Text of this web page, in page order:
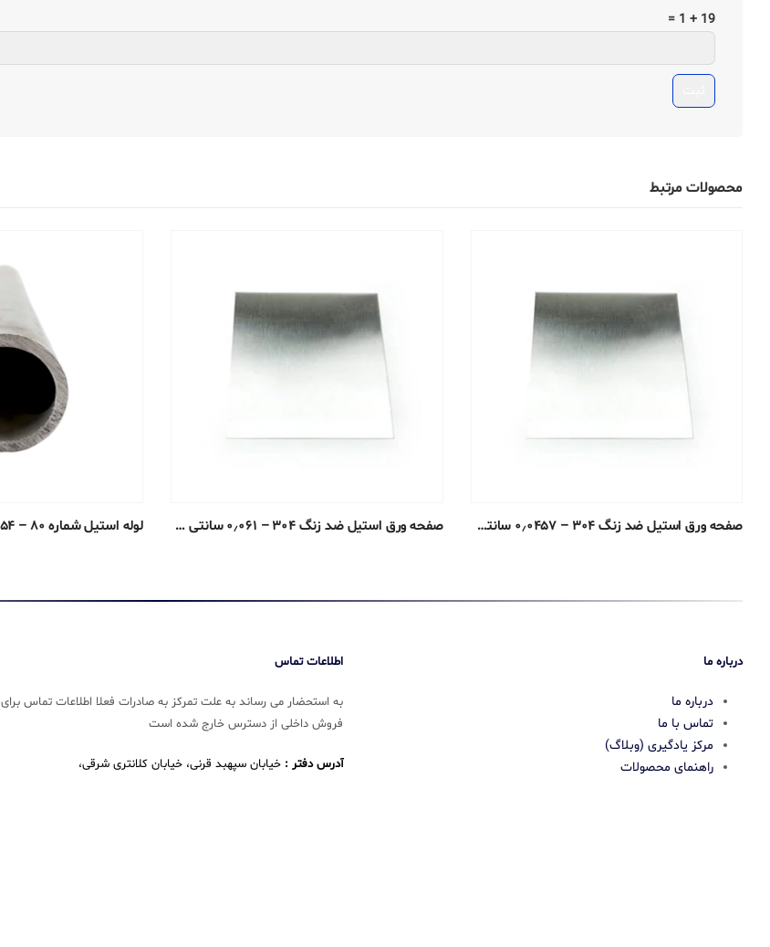
19 + 1 =
محصولات مرتبط
صفحه ورق استیل ضد زنگ ۳۰۴ – ۰٫۰۴۵۷ سانتی متر – #۴ آنیل صفحه ورق استیل ضد زنگ ۳۰۴ – ۰٫۰۶۱ سانتی متر – #۴ آنیل
درباره ما
درباره ما
تماس با ما
مرکز یادگیری (وبلاگ)
راهنمای محصولات
اطلاعات تماس
به استحضار می رساند به علت تمرکز به صادرات فعلا اطلاعات تماس برای
فروش داخلی از دسترس خارج شده است
آدرس دفتر : خیابان سپهبد قرنی، خیابان کلانتری شرقی،